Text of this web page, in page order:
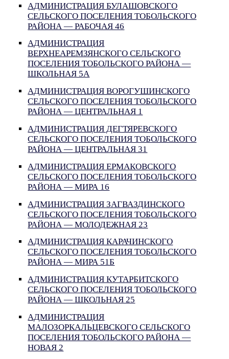
АДМИНИСТРАЦИЯ БУЛАШОВСКОГО
СЕЛЬСКОГО ПОСЕЛЕНИЯ ТОБОЛЬСКОГО
РАЙОНА — РАБОЧАЯ 46
АДМИНИСТРАЦИЯ
ВЕРХНЕАРЕМЗЯНСКОГО СЕЛЬСКОГО
ПОСЕЛЕНИЯ ТОБОЛЬСКОГО РАЙОНА —
ШКОЛЬНАЯ 5А
АДМИНИСТРАЦИЯ ВОРОГУШИНСКОГО
СЕЛЬСКОГО ПОСЕЛЕНИЯ ТОБОЛЬСКОГО
РАЙОНА — ЦЕНТРАЛЬНАЯ 1
АДМИНИСТРАЦИЯ ДЕГТЯРЕВСКОГО
СЕЛЬСКОГО ПОСЕЛЕНИЯ ТОБОЛЬСКОГО
РАЙОНА — ЦЕНТРАЛЬНАЯ 31
АДМИНИСТРАЦИЯ ЕРМАКОВСКОГО
СЕЛЬСКОГО ПОСЕЛЕНИЯ ТОБОЛЬСКОГО
РАЙОНА — МИРА 16
АДМИНИСТРАЦИЯ ЗАГВАЗДИНСКОГО
СЕЛЬСКОГО ПОСЕЛЕНИЯ ТОБОЛЬСКОГО
РАЙОНА — МОЛОДЕЖНАЯ 23
АДМИНИСТРАЦИЯ КАРАЧИНСКОГО
СЕЛЬСКОГО ПОСЕЛЕНИЯ ТОБОЛЬСКОГО
РАЙОНА — МИРА 51Б
АДМИНИСТРАЦИЯ КУТАРБИТСКОГО
СЕЛЬСКОГО ПОСЕЛЕНИЯ ТОБОЛЬСКОГО
РАЙОНА — ШКОЛЬНАЯ 25
АДМИНИСТРАЦИЯ
МАЛОЗОРКАЛЬЦЕВСКОГО СЕЛЬСКОГО
ПОСЕЛЕНИЯ ТОБОЛЬСКОГО РАЙОНА —
НОВАЯ 2